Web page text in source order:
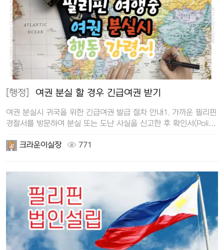
[행정] 여권 분실 할 경우 긴급여권 받기
여권 분실시 귀국을 위한 긴급여권 발급 절차 안내1. 가까운 필리핀
경찰서를 방문하여 분실 또는 도난 사실을 신고한 후 확인서(Police
크라운이실장
771